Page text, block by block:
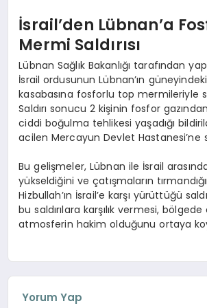
İsrail’den Lübnan’a
Mermi Saldırısı
Lübnan Sağlık Bakanlığı tarafından
İsrail ordusunun Lübnan’ın
kasabasına fosforlu top mermileriyle
Saldırı sonucu 2 kişinin fosfor
ciddi boğulma tehlikesi yaşadığı
acilen Mercayun Devlet Hastanesi’ne
Bu gelişmeler, Lübnan ile İsrail
yükseldiğini ve çatışmaların
Hizbullah’ın İsrail’e karşı yürüttüğü
bu saldırılara karşılık vermesi,
atmosferin hakim olduğunu ortaya
Yorum Yap